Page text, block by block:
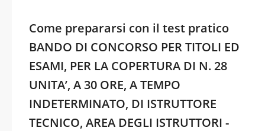
Come prepararsi con il test pratico
BANDO DI CONCORSO PER TITOLI ED
ESAMI, PER LA COPERTURA DI N. 28
UNITA’, A 30 ORE, A TEMPO
INDETERMINATO, DI ISTRUTTORE
TECNICO, AREA DEGLI ISTRUTTORI -